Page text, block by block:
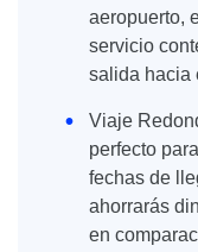
aeropuerto,
servicio
salida hacia
Viaje
perfecto
fechas de
ahorrarás
en